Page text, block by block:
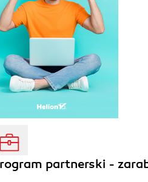
partnerski -